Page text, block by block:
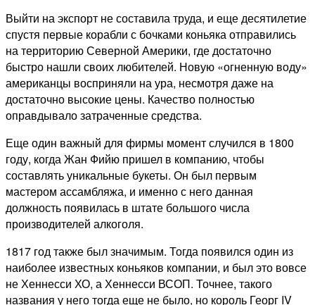
Выйти на экспорт не составила труда, и еще десятилетие
спустя первые корабли с бочками коньяка отправились
на территорию Северной Америки, где достаточно
быстро нашли своих любителей. Новую «огненную воду»
американцы восприняли на ура, несмотря даже на
достаточно высокие цены. Качество полностью
оправдывало затраченные средства.
Еще один важный для фирмы момент случился в 1800
году, когда Жан Фийю пришел в компанию, чтобы
составлять уникальные букеты. Он был первым
мастером ассамбляжа, и именно с него данная
должность появилась в штате большого числа
производителей алкоголя.
1817 год также был значимым. Тогда появился один из
наиболее известных коньяков компании, и был это вовсе
не Хеннесси ХО, а Хеннесси ВСОП. Точнее, такого
названия у него тогда еще не было, но король Георг IV